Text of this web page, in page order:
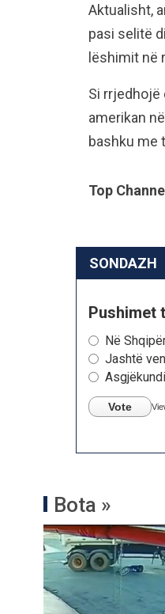
Aktualisht,
pasi selitë
lëshimit në
Si rrjedhojë
amerikan
bashku me
Top
SONDAZH
Pushimet
Në
Jashtë
Asgjëkundi
Vote
Bota »